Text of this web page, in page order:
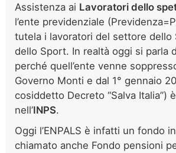
Assistenza ai Lavoratori dello
l’ente previdenziale
tutela i lavoratori del settore dello
dello Sport. In realtà oggi si parla
perché quell’ente venne
Governo Monti e dal 1° gennaio
cosiddetto Decreto “Salva Italia”)
nell’INPS.
Oggi l’ENPALS è infatti un fondo
chiamato anche Fondo pensioni